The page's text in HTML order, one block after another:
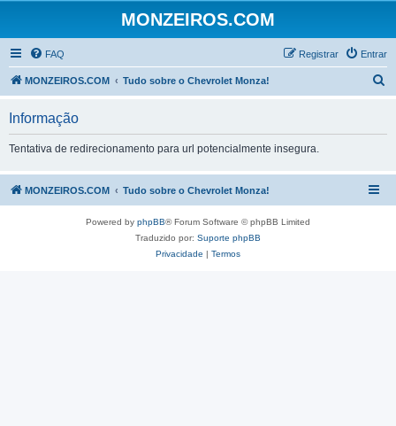
MONZEIROS.COM
FAQ Entrar
Registrar
MONZEIROS.COM Tudo sobre o Chevrolet Monza!
s
Informação
Tentativa de redirecionamento para url potencialmente insegura.
MONZEIROS.COM Tudo sobre o Chevrolet Monza!
Powered by phpBB® Forum Software © phpBB Limited
Traduzido por: Suporte phpBB
Privacidade | Termos